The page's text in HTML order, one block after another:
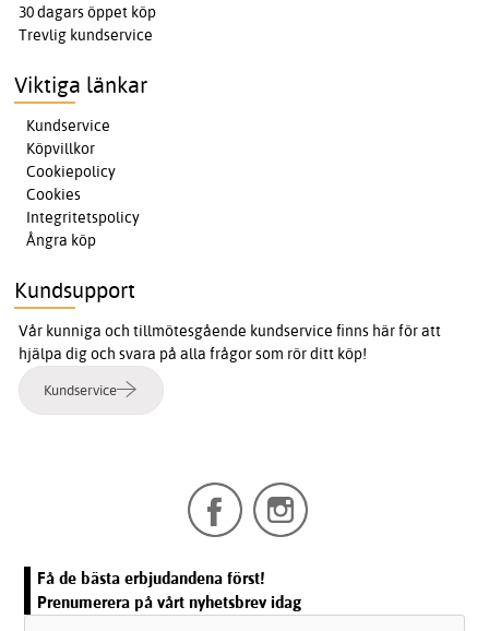
30 dagars öppet köp
Trevlig kundservice
Viktiga länkar
Kundservice
Köpvillkor
Cookiepolicy
Cookies
Integritetspolicy
Ångra köp
Kundsupport
Vår kunniga och tillmötesgående kundservice finns här för att
hjälpa dig och svara på alla frågor som rör ditt köp!
Kundservice
Få de bästa erbjudandena först!
Prenumerera på vårt nyhetsbrev idag